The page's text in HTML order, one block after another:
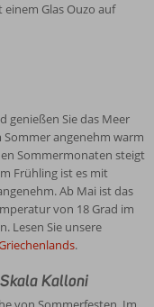
Glas Ouzo auf
genießen Sie das Meer
angenehm warm
Sommermonaten steigt
Frühling ist es mit
Ab Mai ist das
von 18 Grad im
Lesen Sie unsere
.
Kalloni